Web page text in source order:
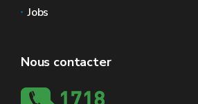
Jobs
Nous contacter